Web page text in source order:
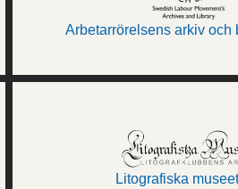
Arbetarrörelsens arkiv och
Litografiska